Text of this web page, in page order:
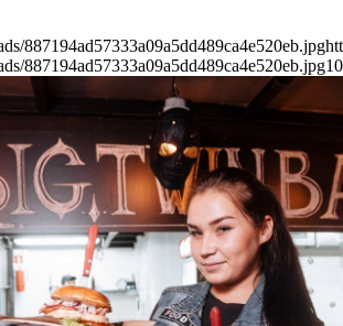
887194ad57333a09a5dd489ca4e520eb.jpg
887194ad57333a09a5dd489ca4e520eb.jpg